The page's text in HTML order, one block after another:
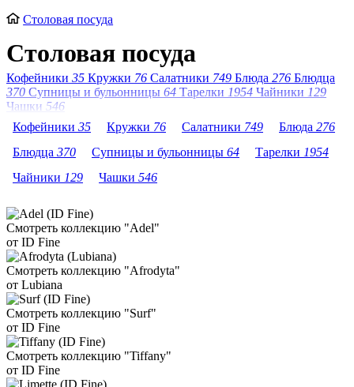
Столовая посуда
Столовая посуда
Кофейники 35 Кружки 76 Салатники 749 Блюда 276 Блюдца
370 Супницы и бульонницы 64 Тарелки 1954 Чайники 129
Чашки 546
Кофейники 35 Кружки 76 Салатники 749 Блюда 276
Блюдца 370 Супницы и бульонницы 64 Тарелки 1954
Чайники 129 Чашки 546
Смотреть коллекцию "Adel"
от ID Fine
Смотреть коллекцию "Afrodyta"
от Lubiana
Смотреть коллекцию "Surf"
от ID Fine
Смотреть коллекцию "Tiffany"
от ID Fine